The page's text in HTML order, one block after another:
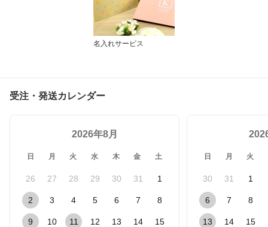
名入れサービス
受注・発送カレンダー
2026年8月
日 月 火 水 木 金 土
26 27 28 29 30 31 1
2 3 4 5 6 7 8
9 10 11 12 13 14 15
日 月 火
30 31 1
6 7 8
13 14 15